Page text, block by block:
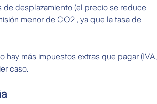
de desplazamiento (el precio se reduce
menor de CO2 , ya que la tasa de
hay más impuestos extras que pagar (IVA,
caso.